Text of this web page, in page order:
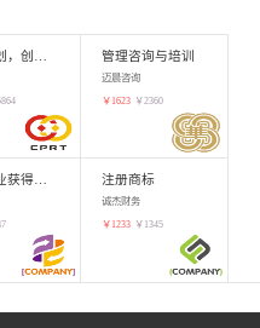
管理咨询与培训
迈晨咨询
￥ 1623 ￥2360
注册商标
诚杰财务
￥ 1233 ￥ 1345